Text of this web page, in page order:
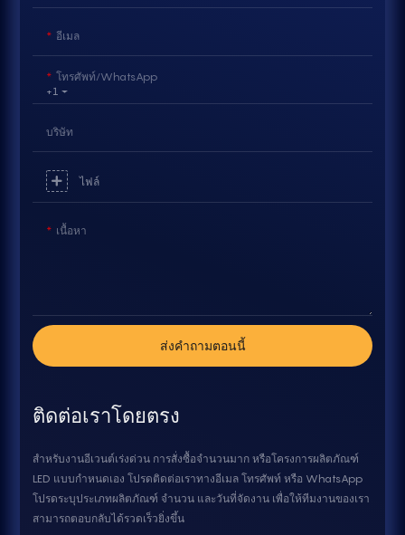
อีเมล
+1
โทรศัพท์/WhatsApp
บริษัท
ไฟล์
เนื้อหา
ส่งคำถามตอนนี้
ติดต่อเราโดยตรง
สำหรับงานอีเวนต์เร่งด่วน การสั่งซื้อจำนวนมาก หรือโครงการผลิตภัณฑ์
LED แบบกำหนดเอง โปรดติดต่อเราทางอีเมล โทรศัพท์ หรือ WhatsApp
โปรดระบุประเภทผลิตภัณฑ์ จำนวน และวันที่จัดงาน เพื่อให้ทีมงานของเรา
สามารถตอบกลับได้รวดเร็วยิ่งขึ้น